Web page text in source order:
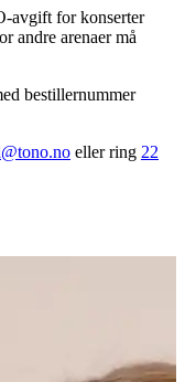
avgift for konserter
andre arenaer må
bestillernummer
eller ring 22